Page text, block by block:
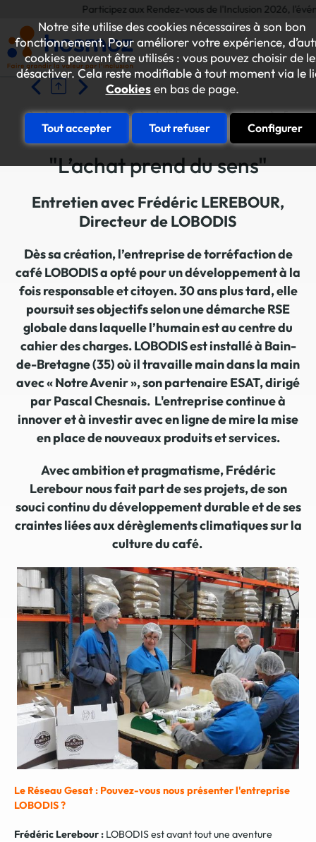
Notre site utilise des cookies nécessaires à son bon
fonctionnement. Pour améliorer votre expérience,
cookies peuvent être utilisés : vous pouvez choisir de
désactiver. Cela reste modifiable à tout moment via le
Cookiesen bas de page.
Tout accepter Tout refuser Configurer
Participez aux Rendez-vous de l'Inclusion 2026,
Accueil A la une Articles et communiqués ESAT-
"L’achat prend du sens"
Entretien avec Frédéric LEREBOUR,
Directeur de LOBODIS
Dès sa création, l’entreprise de torréfaction de
café LOBODIS a opté pour un développement à la
fois responsable et citoyen. 30 ans plus tard, elle
poursuit ses objectifs selon une démarche RSE
globale dans laquelle l’humain est au centre du
cahier des charges.LOBODIS est installé à Bain-
de-Bretagne (35) où il travaille main dans la main
avec « Notre Avenir », son partenaire ESAT, dirigé
par Pascal Chesnais. L'entreprise continue à
innover et à investir avec en ligne de mire la mise
en place de nouveaux produits et services.
Avec ambition et pragmatisme, Frédéric
Lerebour nous fait part de ses projets, de son
souci continu du développement durable et de ses
craintes liées aux dérèglements climatiques sur la
culture du café.
Le Réseau Gesat : Pouvez-vous nous présenter l'entreprise
LOBODIS ?
Frédéric Lerebour : LOBODIS est avant tout une aventure